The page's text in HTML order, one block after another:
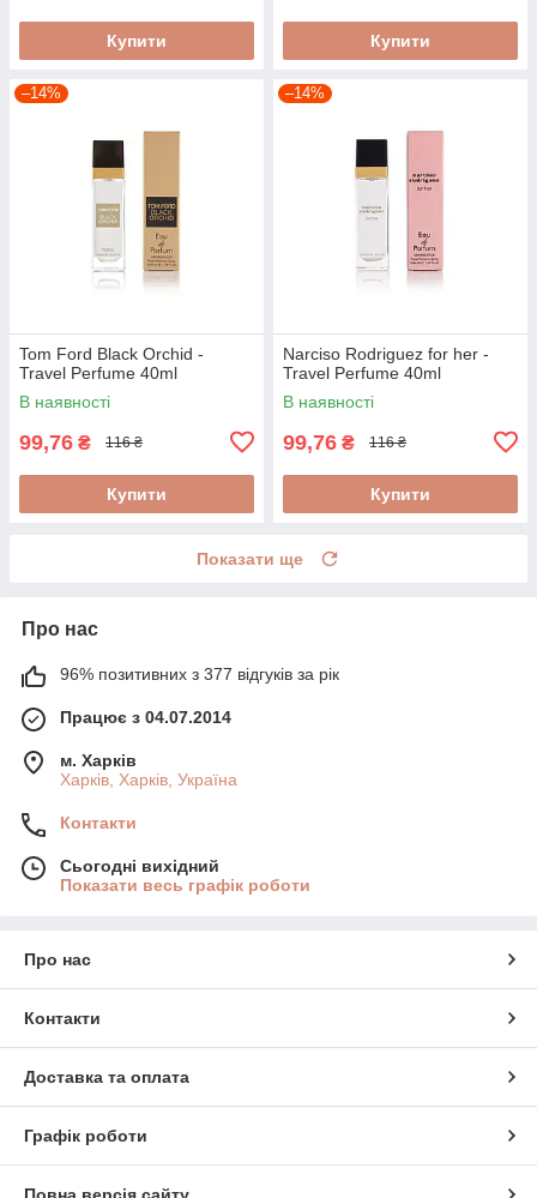
Купити Купити
–14%
Tom Ford Black Orchid -
Travel Perfume 40ml
В наявності
99,76 ₴ 116 ₴
Купити
–14%
Narciso Rodriguez for her -
Travel Perfume 40ml
В наявності
99,76 ₴ 116 ₴
Купити
Показати ще
Про нас
96% позитивних з 377 відгуків за рік
Працює з 04.07.2014
м. Харків
Харків, Харків, Україна
Контакти
Сьогодні вихідний
Показати весь графік роботи
Про нас
Контакти
Доставка та оплата
Графік роботи